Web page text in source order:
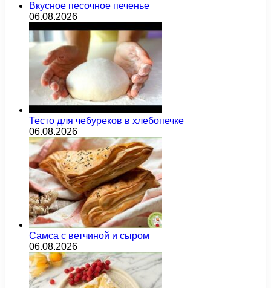
Вкусное песочное печенье
06.08.2026
Тесто для чебуреков в хлебопечке
06.08.2026
Самса с ветчиной и сыром
06.08.2026